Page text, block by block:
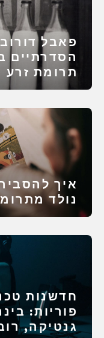
פאבל
1,000 ילדים
איך
נולד
חדשנות
פוריות:
גנטיקה,